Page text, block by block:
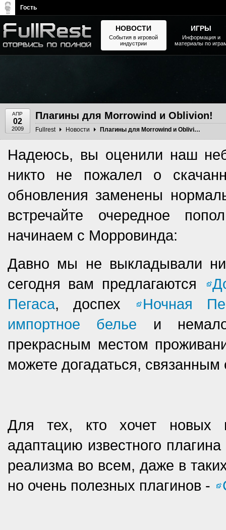
АПР
02
2009
Плагины для Morrowind и Oblivion!
Fullrest Новости Плагины для Morrowind и Oblivion!
Надеюсь, вы оценили наш
никто не пожалел о
обновления заменены
встречайте очередное
начинаем с Морровинда:
Давно мы не выкладывали
сегодня вам предлагаются
Пегаса, доспех
Ночная
импортное белье и
прекрасным местом
можете догадаться,
Для тех, кто хочет новых
адаптацию известного плагина
реализма во всем, даже в
но очень полезных плагинов -
НОВОСТИ
События в игровой
индустрии
ИГРЫ
Информация и
материалы по
Гость